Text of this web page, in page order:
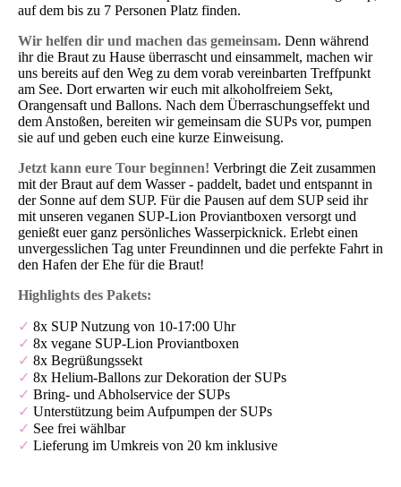
auf dem bis zu 7 Personen Platz finden.
Wir helfen dir und machen das gemeinsam. Denn während
ihr die Braut zu Hause überrascht und einsammelt, machen wir
uns bereits auf den Weg zu dem vorab vereinbarten Treffpunkt
am See. Dort erwarten wir euch mit alkoholfreiem Sekt,
Orangensaft und Ballons. Nach dem Überraschungseffekt und
dem Anstoßen, bereiten wir gemeinsam die SUPs vor, pumpen
sie auf und geben euch eine kurze Einweisung.
Jetzt kann eure Tour beginnen! Verbringt die Zeit zusammen
mit der Braut auf dem Wasser - paddelt, badet und entspannt in
der Sonne auf dem SUP. Für die Pausen auf dem SUP seid ihr
mit unseren veganen SUP-Lion Proviantboxen versorgt und
genießt euer ganz persönliches Wasserpicknick. Erlebt einen
unvergesslichen Tag unter Freundinnen und die perfekte Fahrt in
den Hafen der Ehe für die Braut!
Highlights des Pakets:
✓ 8x SUP Nutzung von 10-17:00 Uhr
✓ 8x vegane SUP-Lion Proviantboxen
✓ 8x Begrüßungssekt
✓ 8x Helium-Ballons zur Dekoration der SUPs
✓ Bring- und Abholservice der SUPs
✓ Unterstützung beim Aufpumpen der SUPs
✓ See frei wählbar
✓ Lieferung im Umkreis von 20 km inklusive